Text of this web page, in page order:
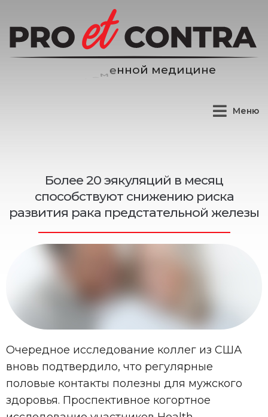
м едицине
Меню
Более 20 эякуляций в месяц
способствуют снижению риска
развития рака предстательной железы
Очередное исследование коллег из США
вновь подтвердило, что регулярные
половые контакты полезны для мужского
здоровья. Проспективное когортное